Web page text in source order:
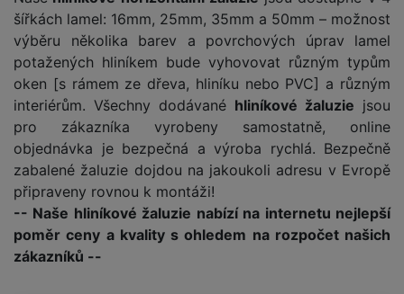
šířkách lamel: 16mm, 25mm, 35mm a 50mm – možnost
výběru několika barev a povrchových úprav lamel
potažených hliníkem bude vyhovovat různým typům
oken [s rámem ze dřeva, hliníku nebo PVC] a různým
interiérům. Všechny dodávané hliníkové žaluzie jsou
pro zákazníka vyrobeny samostatně, online
objednávka je bezpečná a výroba rychlá. Bezpečně
zabalené žaluzie dojdou na jakoukoli adresu v Evropě
připraveny rovnou k montáži!
-- Naše hliníkové žaluzie nabízí na internetu nejlepší
poměr ceny a kvality s ohledem na rozpočet našich
zákazníků --